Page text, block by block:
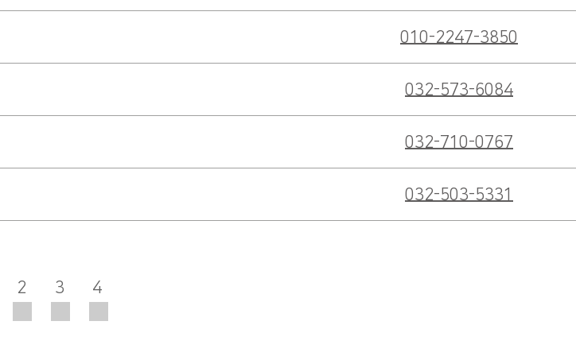
010-2247-3850
032-573-6084
032-710-0767
032-503-5331
2 3 4